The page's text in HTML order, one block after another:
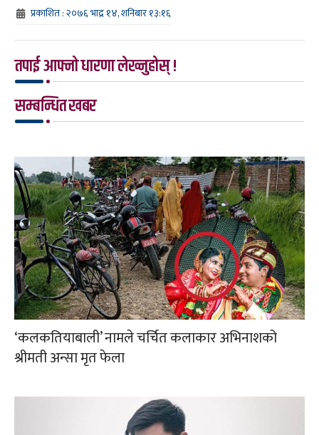
प्रकाशित : २०७६ भाद्र १४, शनिबार १३:१६
तपाई आफ्नो धारणा लेख्नुहोस् !
सम्बन्धित खबर
‘कलकतियाबाली’ नामले चर्चित कलाकार अभिनाशको
श्रीमती अन्सा मृत फेला